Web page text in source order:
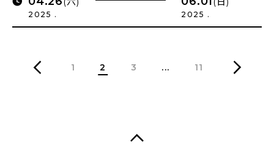
2025 . 2025 .
1 2 3 ... 11